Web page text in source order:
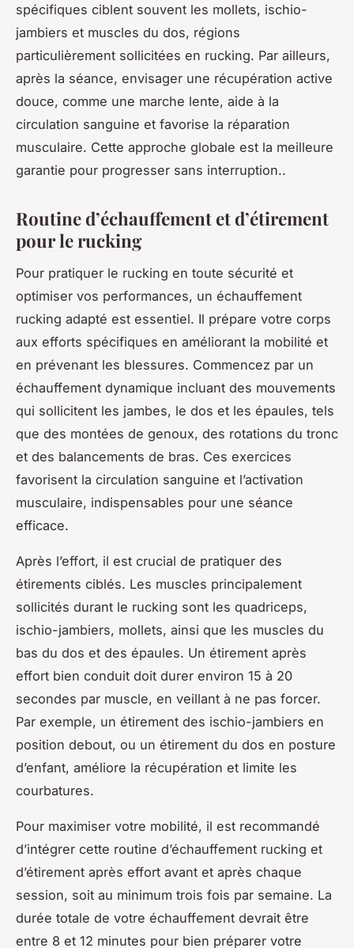
spécifiques ciblent souvent les mollets, ischio-
jambiers et muscles du dos, régions
particulièrement sollicitées en rucking. Par ailleurs,
après la séance, envisager une récupération active
douce, comme une marche lente, aide à la
circulation sanguine et favorise la réparation
musculaire. Cette approche globale est la meilleure
garantie pour progresser sans interruption..
Routine d’échauffement et d’étirement
pour le rucking
Pour pratiquer le rucking en toute sécurité et
optimiser vos performances, un échauffement
rucking adapté est essentiel. Il prépare votre corps
aux efforts spécifiques en améliorant la mobilité et
en prévenant les blessures. Commencez par un
échauffement dynamique incluant des mouvements
qui sollicitent les jambes, le dos et les épaules, tels
que des montées de genoux, des rotations du tronc
et des balancements de bras. Ces exercices
favorisent la circulation sanguine et l’activation
musculaire, indispensables pour une séance
efficace.
Après l’effort, il est crucial de pratiquer des
étirements ciblés. Les muscles principalement
sollicités durant le rucking sont les quadriceps,
ischio-jambiers, mollets, ainsi que les muscles du
bas du dos et des épaules. Un étirement après
effort bien conduit doit durer environ 15 à 20
secondes par muscle, en veillant à ne pas forcer.
Par exemple, un étirement des ischio-jambiers en
position debout, ou un étirement du dos en posture
d’enfant, améliore la récupération et limite les
courbatures.
Pour maximiser votre mobilité, il est recommandé
d’intégrer cette routine d’échauffement rucking et
d’étirement après effort avant et après chaque
session, soit au minimum trois fois par semaine. La
durée totale de votre échauffement devrait être
entre 8 et 12 minutes pour bien préparer votre